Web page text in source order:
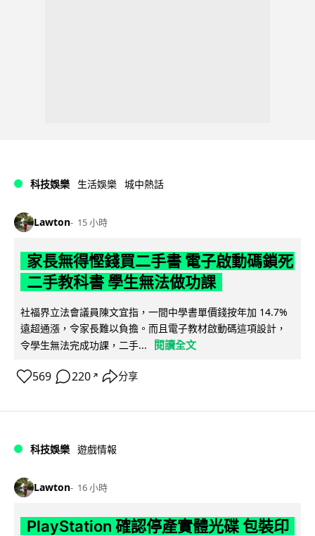
科技娛樂 生活娛樂 城中熱話
Lawton 15 小時
家長無得慳錢買二手書 電子啟動碼鎖死
二手教科書 學生無法做功課
社福界立法會議員陳文宜指，一間中學書單價錢按年加 14.7%
遠超通漲，令家長難以負擔。而且電子教材啟動碼這項設計，
令學生無法完成功課，二手...
閱讀全文
569 220 ↗ 分享
科技娛樂 遊戲情報
Lawton 16 小時
PlayStation 確認停產實體光碟 包裝印